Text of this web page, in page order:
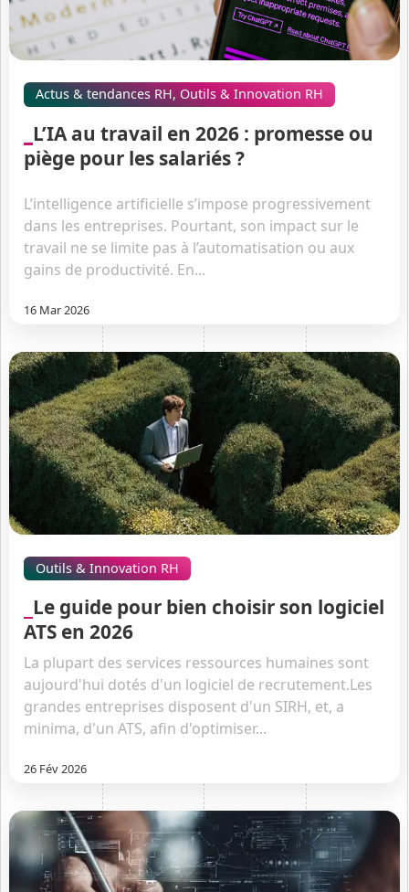
Actus & tendances RH,Outils & Innovation RH
L’IA au travail en 2026 : promesse ou
piège pour les salariés ?
L’intelligence artificielle s’impose progressivement
dans les entreprises. Pourtant, son impact sur le
travail ne se limite pas à l’automatisation ou aux
gains de productivité. En...
16 Mar 2026
Outils & Innovation RH
Le guide pour bien choisir son logiciel
ATS en 2026
La plupart des services ressources humaines sont
aujourd'hui dotés d'un logiciel de recrutement.Les
grandes entreprises disposent d'un SIRH, et, a
minima, d'un ATS, afin d'optimiser...
26 Fév 2026